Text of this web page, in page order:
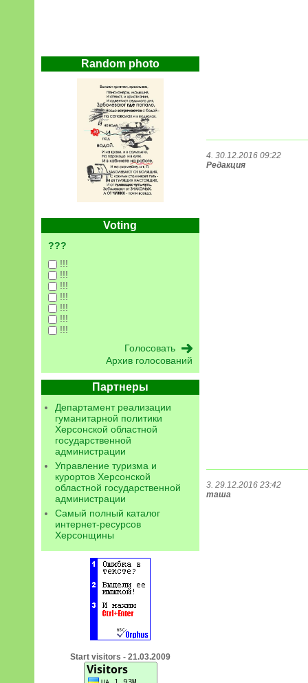
Random photo
Voting
???
!!!
!!!
!!!
!!!
!!!
!!!
!!!
Архив голосований
Партнеры
Департамент реализации
гуманитарной политики
Херсонской областной
государственной
администрации
Управление туризма и
курортов Херсонской
областной государственной
администрации
Самый полный каталог
интернет-ресурсов
Херсонщины
Start visitors - 21.03.2009
4. 30.12.2016 09:22
Редакция
3. 29.12.2016 23:42
таша